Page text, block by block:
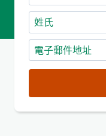
字
姓
氏
電
子
件
地